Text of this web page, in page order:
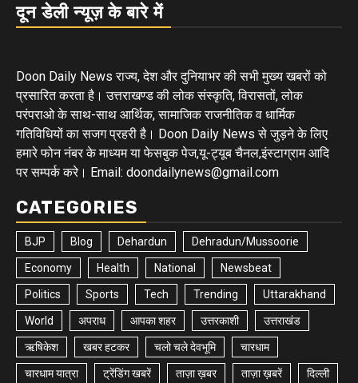
दून डेली न्यूज़ के बारे में
Doon Daily News राज्य, देश और दुनियाभर की सभी मुख्य खबरों को
प्रसारित करता है। उत्तराखण्ड की लोक संस्कृति, विरासतों, लोक
परंपराओ के साथ-साथ आर्थिक, सामाजिक राजनीतिक व धार्मिक
गतिविधियों का सजग प्रहरी है। Doon Daily News से जुड़ने के लिए
हमारे फोन नंबर के माध्यम या फेसबुक पेज,यू-ट्यूब चैनल,इंस्टाग्राम आदि
पर सम्पर्क करे। Email: doondailynews@gmail.com
CATEGORIES
BJP Blog Dehardun Dehradun/Mussoorie
Economy Health National Newsbeat
Politics Sports Tech Trending Uttarakhand
World अपराध आपका शहर उत्तरकाशी उत्तराखंड
ऋषिकेश खबर हटकर चलो चले देवभूमि चारधाम
चारधाम यात्रा ट्रेंडिंग खबरें ताज़ा ख़बर ताज़ा ख़बरें दिल्ली